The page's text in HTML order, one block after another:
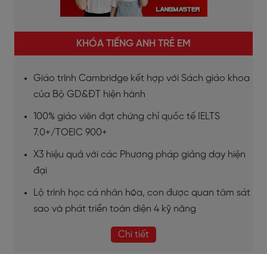
KHÓA TIẾNG ANH TRẺ EM
Giáo trình Cambridge kết hợp với Sách giáo khoa
của Bộ GD&ĐT hiện hành
100% giáo viên đạt chứng chỉ quốc tế IELTS
7.0+/TOEIC 900+
X3 hiệu quả với các Phương pháp giảng dạy hiện
đại
Lộ trình học cá nhân hóa, con được quan tâm sát
sao và phát triển toàn diện 4 kỹ năng
Chi tiết